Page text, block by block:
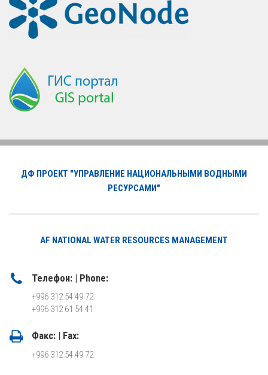
ДФ ПРОЕКТ "УПРАВЛЕНИЕ НАЦИОНАЛЬНЫМИ ВОДНЫМИ
РЕСУРСАМИ"
AF NATIONAL WATER RESOURCES MANAGEMENT
Телефон: | Phone:
+996 312 54 49 72
+996 312 61 54 41
Факс: | Fax:
+996 312 54 49 72